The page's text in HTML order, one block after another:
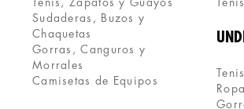
COMENTARIO
Sudaderas, Buzos y
Chaquetas
Gorras, Canguros y
Morrales
Camisetas de Equipos